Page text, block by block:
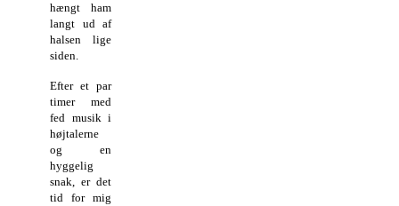
hængt ham
langt ud af
halsen lige
siden.
Efter et par
timer med
fed musik i
højtalerne
og en
hyggelig
snak, er det
tid for mig